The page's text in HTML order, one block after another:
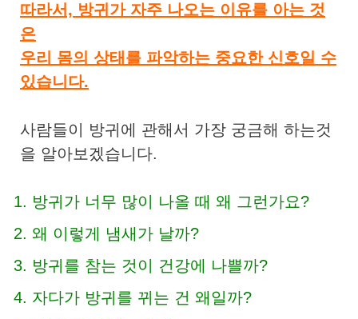
따라서, 방귀가 자주 나오는 이유를 아는 것
은
우리 몸의 상태를 파악하는 중요한 신호일 수
있습니다.
사람들이 방귀에 관해서 가장 궁금해 하는것
을 알아보겠습니다.
방귀가 너무 많이 나올 때 왜 그런가요?
왜 이렇게 냄새가 날까?
방귀를 참는 것이 건강에 나쁠까?
자다가 방귀를 뀌는 건 왜일까?